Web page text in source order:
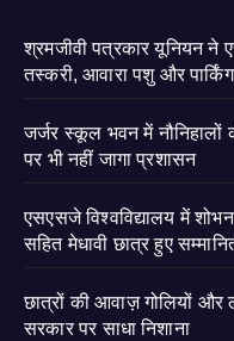
श्रमजीवी पत्रकार यूनियन ने
तस्करी, आवारा पशु और पार्किंग
जर्जर स्कूल भवन में नौनिहालों
पर भी नहीं जागा प्रशासन
एसएसजे विश्वविद्यालय में शोभन
सहित मेधावी छात्र हुए
छात्रों की आवाज़ गोलियों और
सरकार पर साधा निशाना